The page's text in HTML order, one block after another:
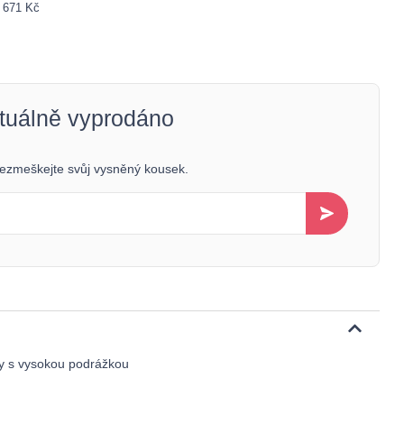
Kč
vyprodáno
svůj vysněný kousek.
s vysokou podrážkou